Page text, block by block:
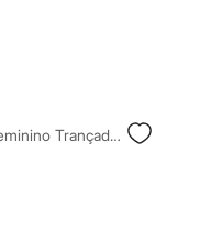
Biquíni Top Triângulo Feminino Trançado Acetinado Bege